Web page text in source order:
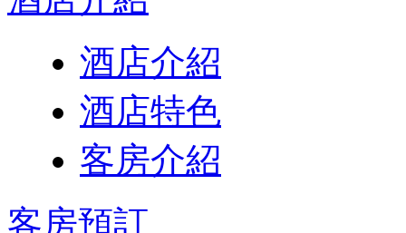
酒店介紹
酒店特色
客房介紹
客房預訂